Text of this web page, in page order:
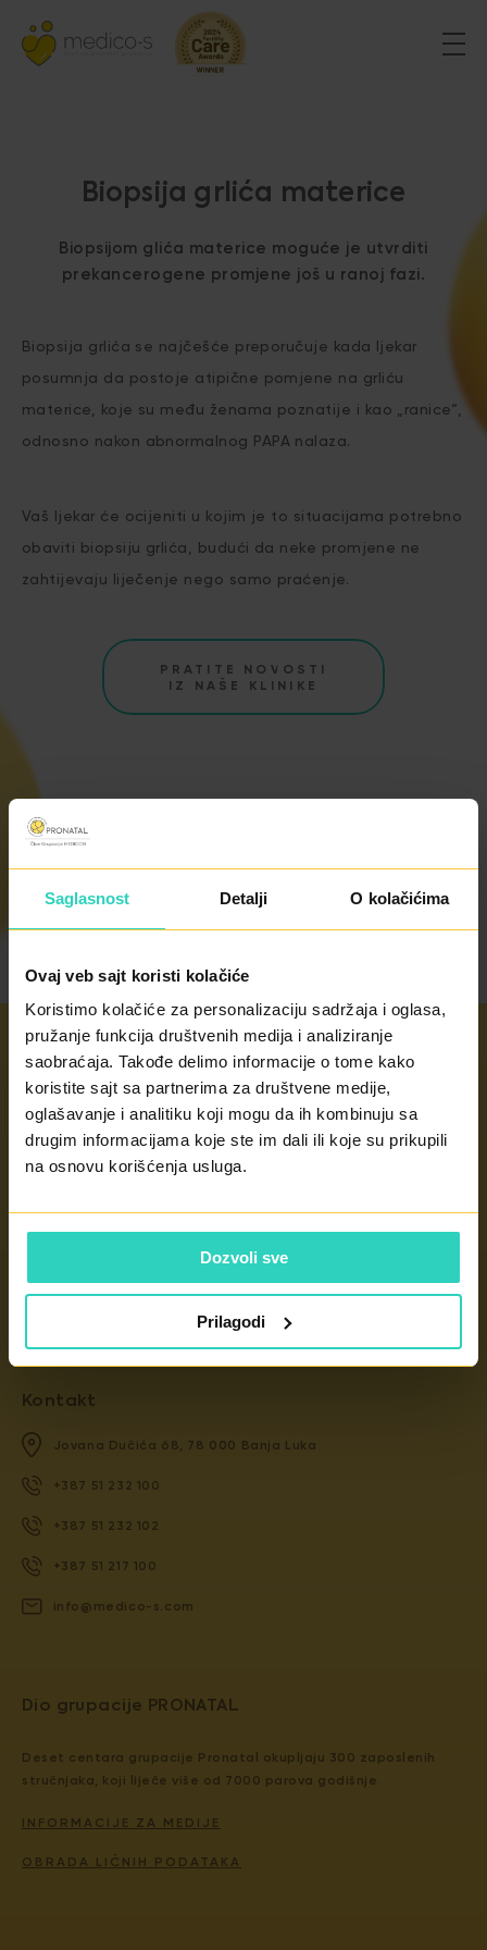
Saglasnost Detalji O kolačićima
Ovaj veb sajt koristi kolačiće
Koristimo kolačiće za personalizaciju sadržaja i oglasa,
pružanje funkcija društvenih medija i analiziranje
saobraćaja. Takođe delimo informacije o tome kako
koristite sajt sa partnerima za društvene medije,
oglašavanje i analitiku koji mogu da ih kombinuju sa
drugim informacijama koje ste im dali ili koje su prikupili
na osnovu korišćenja usluga.
Dozvoli sve
Prilagodi
Biopsija grlića materice
Biopsijom glića materice moguće je utvrditi
prekancerogene promjene još u ranoj fazi.
Biopsija grlića se najčešće preporučuje kada ljekar
posumnja da postoje atipične pomjene na grliću
materice, koje su među ženama poznatije i kao „ranice“,
odnosno nakon abnormalnog PAPA nalaza.
Vaš ljekar će ocijeniti u kojim je to situacijama potrebno
obaviti biopsiju grlića, budući da neke promjene ne
zahtijevaju liječenje nego samo praćenje.
PRATITE NOVOSTI
IZ NAŠE KLINIKE
Dio grupacije PRONATAL
Deset centara grupacije Pronatal okupljaju 300 zaposlenih
stručnjaka, koji liječe više od 7000 parova godišnje.
INFORMACIJE ZA MEDIJE
OBRADA LIČNIH PODATAKA
Kontakt
Jovana Dučića 68, 78 000 Banja Luka
+387 51 232 100
+387 51 232 102
+387 51 217 100
info@medico-s.com
Radno vrijeme
radnim danima od 8 do 21h
subotom od 8 do 14h
KONTAKT